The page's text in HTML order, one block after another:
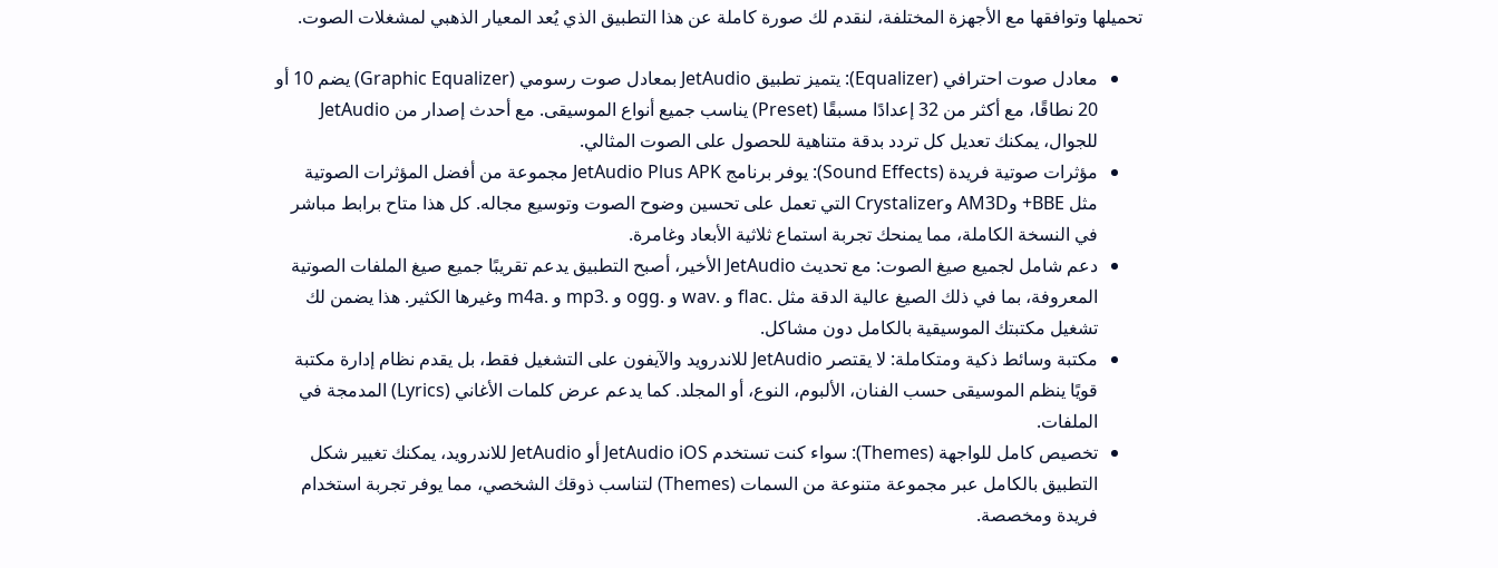
تحميلها وتوافقها مع الأجهزة المختلفة، لنقدم لك صورة كاملة عن هذا التطبيق الذي يُعد المعيار الذهبي لمشغلات الصوت.
معادل صوت احترافي (Equalizer): يتميز تطبيق JetAudio بمعادل صوت رسومي (Graphic Equalizer) يضم 10 أو
20 نطاقًا، مع أكثر من 32 إعدادًا مسبقًا (Preset) يناسب جميع أنواع الموسيقى. مع أحدث إصدار من JetAudio
للجوال، يمكنك تعديل كل تردد بدقة متناهية للحصول على الصوت المثالي.
مؤثرات صوتية فريدة (Sound Effects): يوفر برنامج JetAudio Plus APK مجموعة من أفضل المؤثرات الصوتية
مثل BBE+ وAM3D وCrystalizer التي تعمل على تحسين وضوح الصوت وتوسيع مجاله. كل هذا متاح برابط مباشر
في النسخة الكاملة، مما يمنحك تجربة استماع ثلاثية الأبعاد وغامرة.
دعم شامل لجميع صيغ الصوت: مع تحديث JetAudio الأخير، أصبح التطبيق يدعم تقريبًا جميع صيغ الملفات الصوتية
المعروفة، بما في ذلك الصيغ عالية الدقة مثل .flac و .wav و .ogg و .mp3 و .m4a وغيرها الكثير. هذا يضمن لك
تشغيل مكتبتك الموسيقية بالكامل دون مشاكل.
مكتبة وسائط ذكية ومتكاملة: لا يقتصر JetAudio للاندرويد والآيفون على التشغيل فقط، بل يقدم نظام إدارة مكتبة
قويًا ينظم الموسيقى حسب الفنان، الألبوم، النوع، أو المجلد. كما يدعم عرض كلمات الأغاني (Lyrics) المدمجة في
تخصيص كامل للواجهة (Themes): سواء كنت تستخدم JetAudio iOS أو JetAudio للاندرويد، يمكنك تغيير شكل
التطبيق بالكامل عبر مجموعة متنوعة من السمات (Themes) لتناسب ذوقك الشخصي، مما يوفر تجربة استخدام